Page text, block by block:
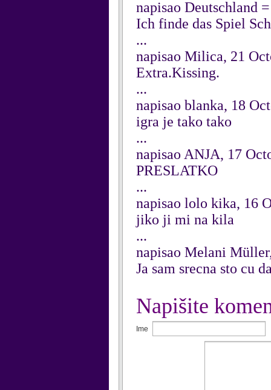
napisao Deutschland
Ich finde das Spiel
...
napisao Milica, 21
Extra.Kissing.
...
napisao blanka, 18
igra je tako tako
...
napisao ANJA, 17
PRESLATKO
...
napisao lolo kika, 16
jiko ji mi na kila
...
napisao Melani
Ja sam srecna sto cu
Napišite
Ime